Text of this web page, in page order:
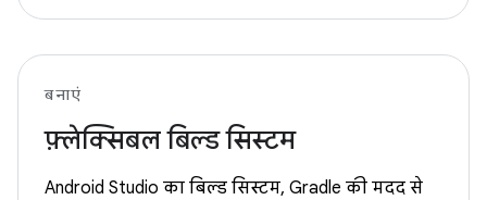
बनाएं
फ़्लेक्सिबल बिल्ड सिस्टम
Android Studio का बिल्ड सिस्टम, Gradle की मदद से